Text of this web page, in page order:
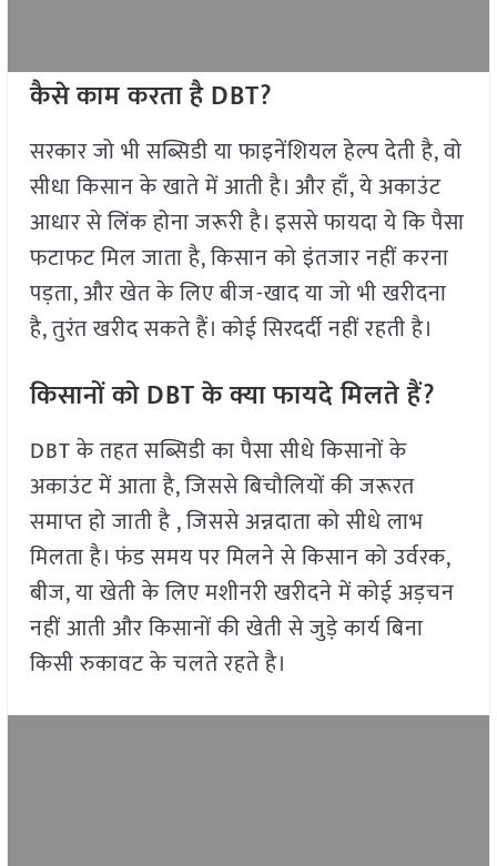
कैसे काम करता है DBT?
सरकार जो भी सब्सिडी या फाइनेंशियल हेल्प देती है, वो
सीधा किसान के खाते में आती है। और हाँ, ये अकाउंट
आधार से लिंक होना जरूरी है। इससे फायदा ये कि पैसा
फटाफट मिल जाता है, किसान को इंतजार नहीं करना
पड़ता, और खेत के लिए बीज-खाद या जो भी खरीदना
है, तुरंत खरीद सकते हैं। कोई सिरदर्दी नहीं रहती है।
किसानों को DBT के क्या फायदे मिलते हैं?
DBT के तहत सब्सिडी का पैसा सीधे किसानों के
अकाउंट में आता है, जिससे बिचौलियों की जरूरत
समाप्त हो जाती है , जिससे अन्नदाता को सीधे लाभ
मिलता है। फंड समय पर मिलने से किसान को उर्वरक,
बीज, या खेती के लिए मशीनरी खरीदने में कोई अड़चन
नहीं आती और किसानों की खेती से जुड़े कार्य बिना
किसी रुकावट के चलते रहते है।